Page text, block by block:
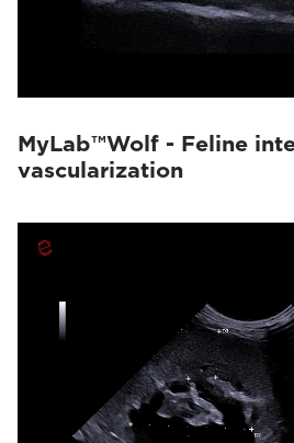
MyLab™Wolf - Feline
vascularization